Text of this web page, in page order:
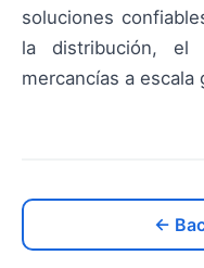
soluciones
la distribución,
mercancías a escala
←